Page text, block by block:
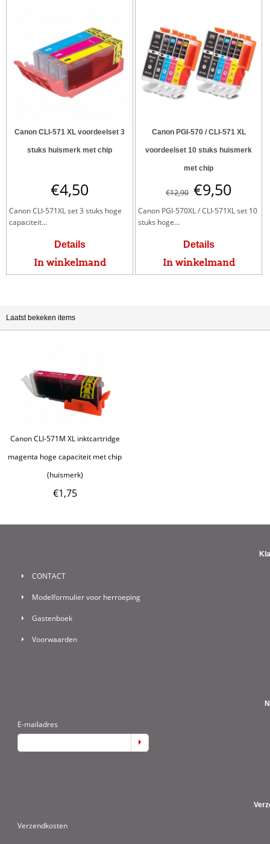
Canon CLI-571 XL voordeelset 3
stuks huismerk met chip
€4,50
Canon CLI-571XL set 3 stuks hoge
capaciteit...
Details
In winkelmand
Canon PGI-570 / CLI-571 XL
voordeelset 10 stuks huismerk
met chip
€12,90 €9,50
Canon PGI-570XL / CLI-571XL set 10
stuks hoge...
Details
In winkelmand
Laatst bekeken items
Canon CLI-571M XL inktcartridge
magenta hoge capaciteit met chip
(huismerk)
€1,75
CONTACT
Modelformulier voor herroeping
Gastenboek
Voorwaarden
E-mailadres
Verzendkosten